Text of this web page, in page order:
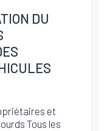
DU
et
Tous les